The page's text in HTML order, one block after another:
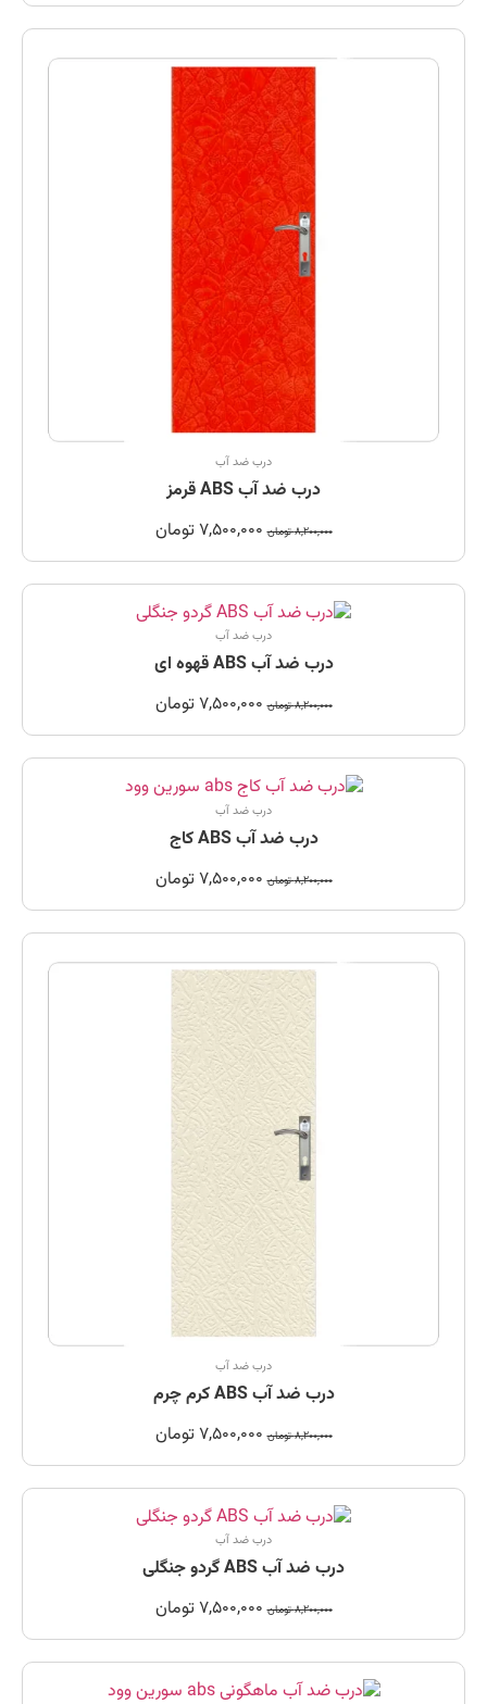
درب ضد آب
درب ضد آب ABS قرمز
8,200,000 تومان 7,500,000 تومان
درب ضد آب
درب ضد آب ABS قهوه ای
8,200,000 تومان 7,500,000 تومان
درب ضد آب
درب ضد آب ABS کاج
8,200,000 تومان 7,500,000 تومان
درب ضد آب
درب ضد آب ABS کرم چرم
8,200,000 تومان 7,500,000 تومان
درب ضد آب
درب ضد آب ABS گردو جنگلی
8,200,000 تومان 7,500,000 تومان